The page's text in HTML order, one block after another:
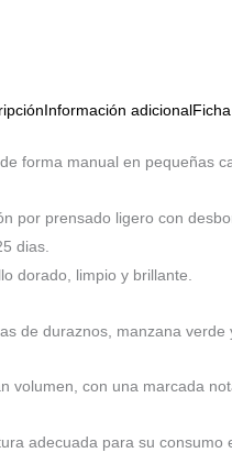
Información adicional
forma manual en pequeñas
por prensado ligero con
dias.
dorado, limpio y brillante.
de duraznos, manzana verde
volumen, con una marcada
adecuada para su consumo